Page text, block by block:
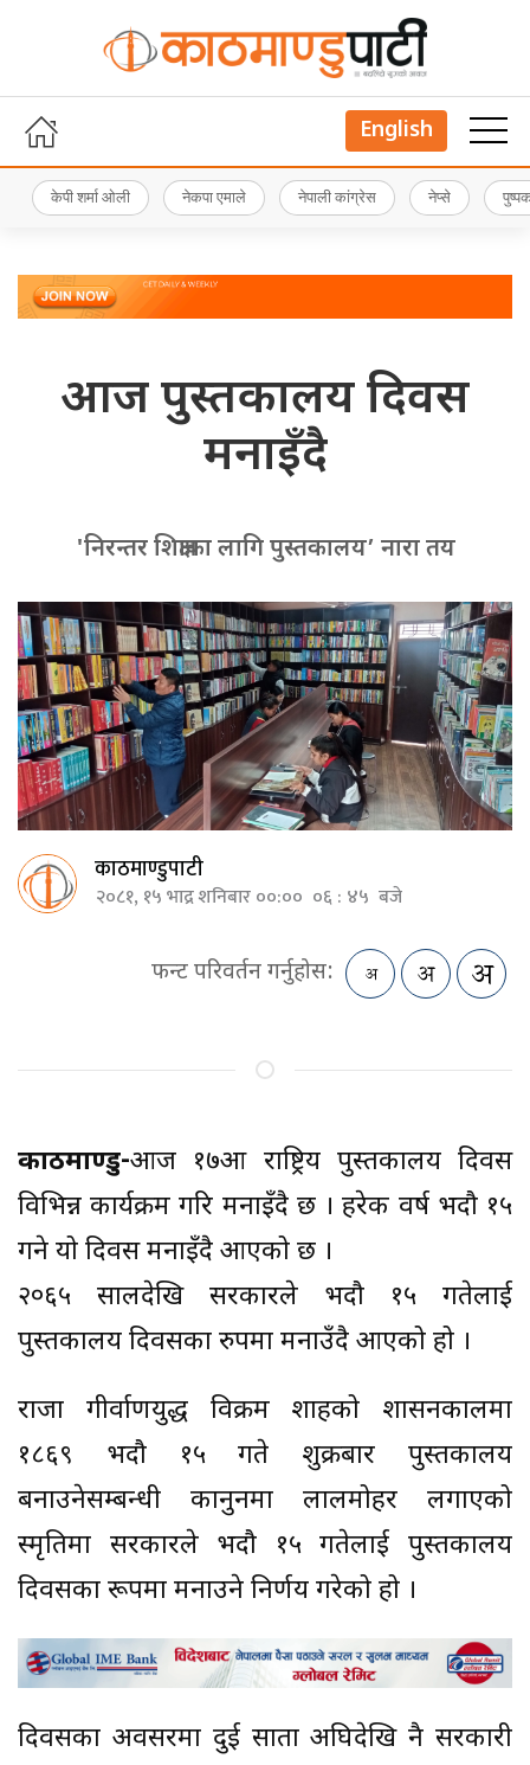
English
केपी शर्मा ओली नेकपा एमाले नेपाली कांग्रेस नेप्से
आज पुस्तकालय दिवस
मनाइँदै
'निरन्तर शिक्षाका लागि पुस्तकालय’ नारा तय
काठमाण्डुपाटी
२०८१, १५ भाद्र शनिबार ००:०० ०६ : ४५ बजे
फन्ट परिवर्तन गर्नुहोस:
काठमाण्डु-आज १७औँ राष्ट्रिय पुस्तकालय दिवस
विभिन्न कार्यक्रम गरि मनाइँदै छ । हरेक वर्ष भदौ १५
गने यो दिवस मनाइँदै आएको छ ।
२०६५ सालदेखि सरकारले भदौ १५ गतेलाई
पुस्तकालय दिवसका रुपमा मनाउँदै आएको हो ।
राजा गीर्वाणयुद्ध विक्रम शाहको शासनकालमा
१८६९ भदौ १५ गते शुक्रबार पुस्तकालय
बनाउनेसम्बन्धी कानुनमा लालमोहर लगाएको
स्मृतिमा सरकारले भदौ १५ गतेलाई पुस्तकालय
दिवसका रूपमा मनाउने निर्णय गरेको हो ।
दिवसका अवसरमा दुई साता अघिदेखि नै सरकारी